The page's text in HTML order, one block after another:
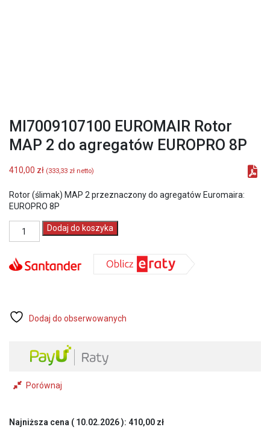
MI7009107100 EUROMAIR Rotor
MAP 2 do agregatów EUROPRO 8P
410,00 zł (333,33 zł netto)
Rotor (ślimak) MAP 2 przeznaczony do agregatów Euromaira:
EUROPRO 8P
MI7009107100
Rotor
MAP
EUROPRO
Dodaj do koszyka
Dodaj do obserwowanych
Porównaj
Najniższa cena ( 10.02.2026): 410,00 zł